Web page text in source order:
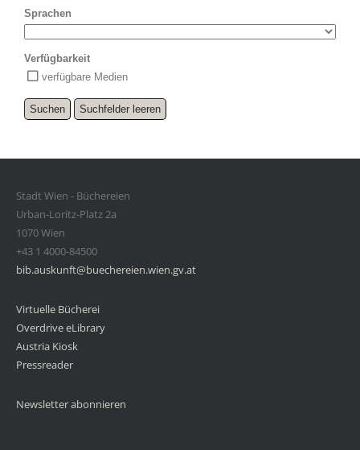
Sprachen
Verfügbarkeit
verfügbare Medien
Stadt Wien - Büchereien
Urban-Loritz-Platz 2a
1070 Wien
+43 1 4000-84500
bib.auskunft@buechereien.wien.gv.at
Virtuelle Bücherei
Overdrive eLibrary
Austria Kiosk
Pressreader
Newsletter abonnieren